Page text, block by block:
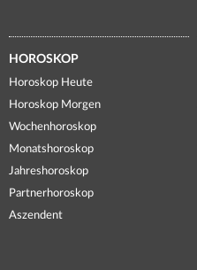
HOROSKOP
Horoskop Heute
Horoskop Morgen
Wochenhoroskop
Monatshoroskop
Jahreshoroskop
Partnerhoroskop
Aszendent